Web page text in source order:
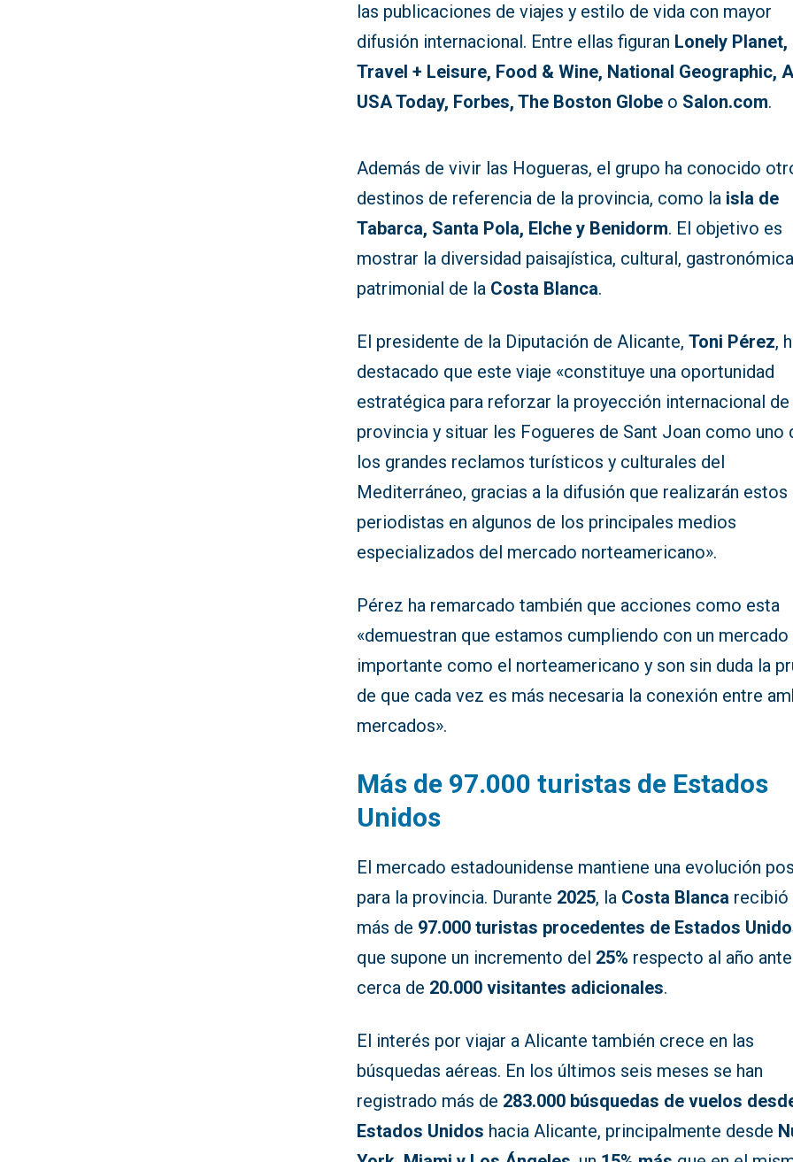
las publicaciones de viajes y estilo de vida con mayor
difusión internacional. Entre ellas figuran Lonely Planet,
Travel + Leisure, Food & Wine, National Geographic,
USA Today, Forbes, The Boston Globe o Salon.com.
Además de vivir las Hogueras, el grupo ha conocido
destinos de referencia de la provincia, como la isla de
Tabarca, Santa Pola, Elche y Benidorm. El objetivo es
mostrar la diversidad paisajística, cultural,
patrimonial de la Costa Blanca.
El presidente de la Diputación de Alicante,Toni Pérez,
destacado que este viaje «constituye una oportunidad
estratégica para reforzar la proyección internacional de
provincia y situar les Fogueres de Sant Joan como uno
los grandes reclamos turísticos y culturales del
Mediterráneo, gracias a la difusión que realizarán estos
periodistas en algunos de los principales medios
especializados del mercado norteamericano».
Pérez ha remarcado también que acciones como esta
«demuestran que estamos cumpliendo con un mercado
importante como el norteamericano y son sin duda la
de que cada vez es más necesaria la conexión entre
mercados».
Más de 97.000 turistas de Estados
Unidos
El mercado estadounidense mantiene una evolución
para la provincia. Durante 2025, la Costa Blanca recibió
más de 97.000 turistas procedentes de Estados
que supone un incremento del 25% respecto al año
cerca de 20.000 visitantes adicionales.
El interés por viajar a Alicante también crece en las
búsquedas aéreas. En los últimos seis meses se han
registrado más de 283.000 búsquedas de vuelos
Estados Unidos hacia Alicante, principalmente desde